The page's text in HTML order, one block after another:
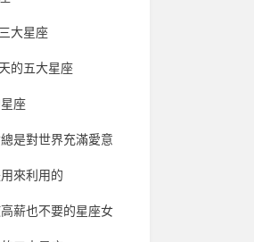
大星座
的五大星座
座
是對世界充滿愛意
來利用的
薪也不要的星座女